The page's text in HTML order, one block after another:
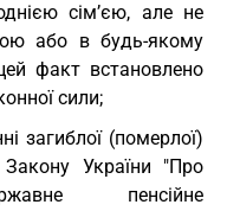
сім’єю, але не
або в будь-якому
факт встановлено
сили;
загиблої (померлої)
Закону України "Про
пенсійне